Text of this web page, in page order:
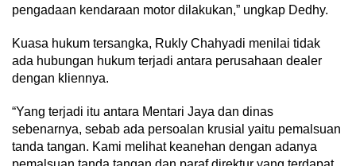
pengadaan kendaraan motor dilakukan,” ungkap Dedhy.
Kuasa hukum tersangka, Rukly Chahyadi menilai tidak
ada hubungan hukum terjadi antara perusahaan dealer
dengan kliennya.
“Yang terjadi itu antara Mentari Jaya dan dinas
sebenarnya, sebab ada persoalan krusial yaitu pemalsuan
tanda tangan. Kami melihat keanehan dengan adanya